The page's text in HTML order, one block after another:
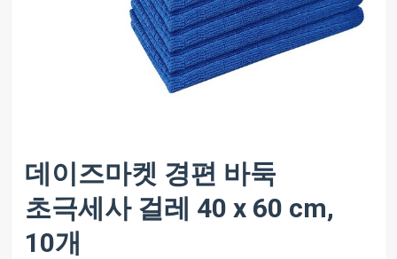
데이즈마켓 경편 바둑
초극세사 걸레 40 x 60 cm,
10개